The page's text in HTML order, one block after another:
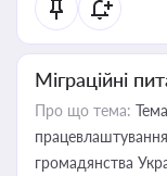
Міграційні
Про що тема:
громадянства